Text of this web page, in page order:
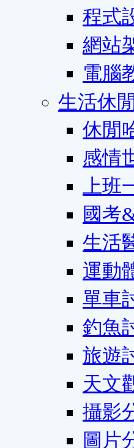
程式
網站
電腦
生活休閒
休閒
感情
上班
國考
生活
運動
單車
釣魚
旅遊
天文
攝影
圖片